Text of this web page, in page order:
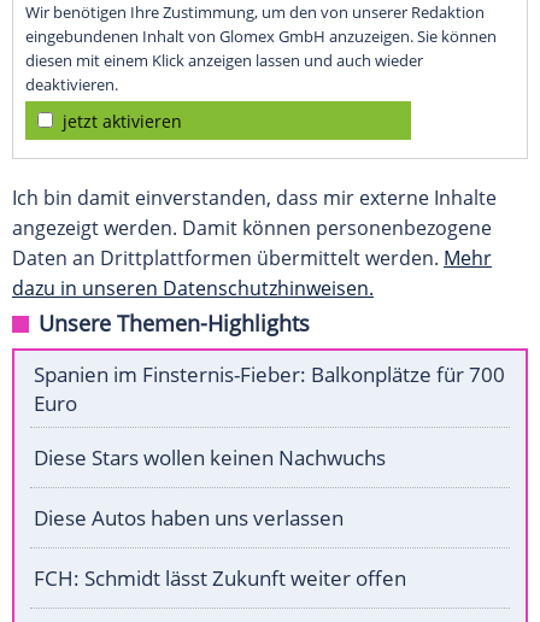
Wir benötigen Ihre Zustimmung, um den von unserer Redaktion
eingebundenen Inhalt von Glomex GmbH anzuzeigen. Sie können
diesen mit einem Klick anzeigen lassen und auch wieder
deaktivieren.
jetzt aktivieren
Ich bin damit einverstanden, dass mir externe Inhalte
angezeigt werden. Damit können personenbezogene
Daten an Drittplattformen übermittelt werden. Mehr
dazu in unseren Datenschutzhinweisen.
Unsere Themen-Highlights
Spanien im Finsternis-Fieber: Balkonplätze für 700
Euro
Diese Stars wollen keinen Nachwuchs
Diese Autos haben uns verlassen
FCH: Schmidt lässt Zukunft weiter offen